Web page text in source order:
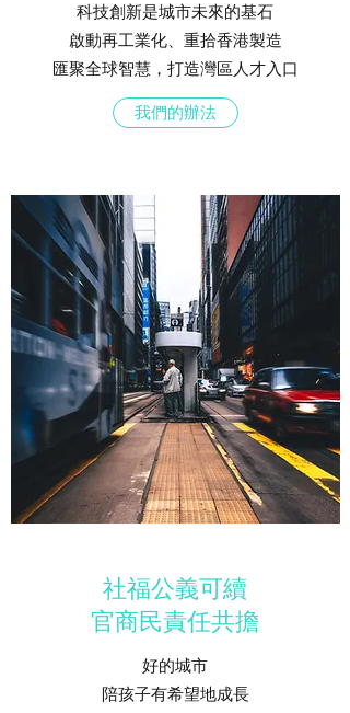
科技創新是城市未來的基石
啟動再工業化、重拾香港製造
匯聚全球智慧，打造灣區人才入口
我們的辦法
社福公義可續
官商民責任共擔
​好的城市
陪孩子有希望地成長